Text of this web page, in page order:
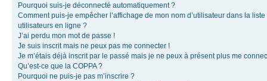
Pourquoi suis-je déconnecté automatiquement ?
Comment puis-je empêcher l’affichage de mon nom d’utilisateur dans la liste
utilisateurs en ligne ?
J’ai perdu mon mot de passe !
Je suis inscrit mais ne peux pas me connecter !
Je m’étais déjà inscrit par le passé mais je ne peux à présent plus me
Qu’est-ce que la COPPA ?
Pourquoi ne puis-je pas m’inscrire ?